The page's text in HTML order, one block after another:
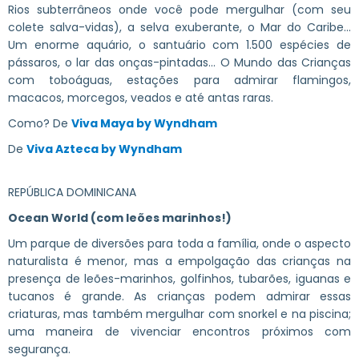
Rios subterrâneos onde você pode mergulhar (com seu
colete salva-vidas), a selva exuberante, o Mar do Caribe...
Um enorme aquário, o santuário com 1.500 espécies de
pássaros, o lar das onças-pintadas... O Mundo das Crianças
com toboáguas, estações para admirar flamingos,
macacos, morcegos, veados e até antas raras.
Como? De Viva Maya by Wyndham
De Viva Azteca by Wyndham
REPÚBLICA DOMINICANA
Ocean World (com leões marinhos!)
Um parque de diversões para toda a família, onde o aspecto
naturalista é menor, mas a empolgação das crianças na
presença de leões-marinhos, golfinhos, tubarões, iguanas e
tucanos é grande. As crianças podem admirar essas
criaturas, mas também mergulhar com snorkel e na piscina;
uma maneira de vivenciar encontros próximos com
segurança.